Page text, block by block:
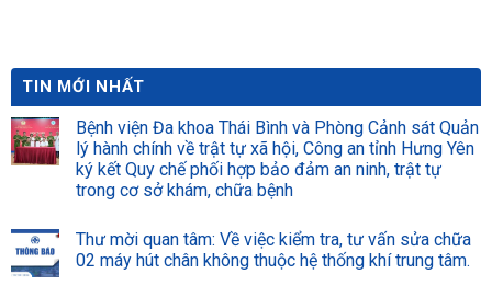
TIN MỚI NHẤT
Bệnh viện Đa khoa Thái Bình và Phòng Cảnh sát Quản
lý hành chính về trật tự xã hội, Công an tỉnh Hưng Yên
ký kết Quy chế phối hợp bảo đảm an ninh, trật tự
trong cơ sở khám, chữa bệnh
Thư mời quan tâm: Về việc kiểm tra, tư vấn sửa chữa
02 máy hút chân không thuộc hệ thống khí trung tâm.